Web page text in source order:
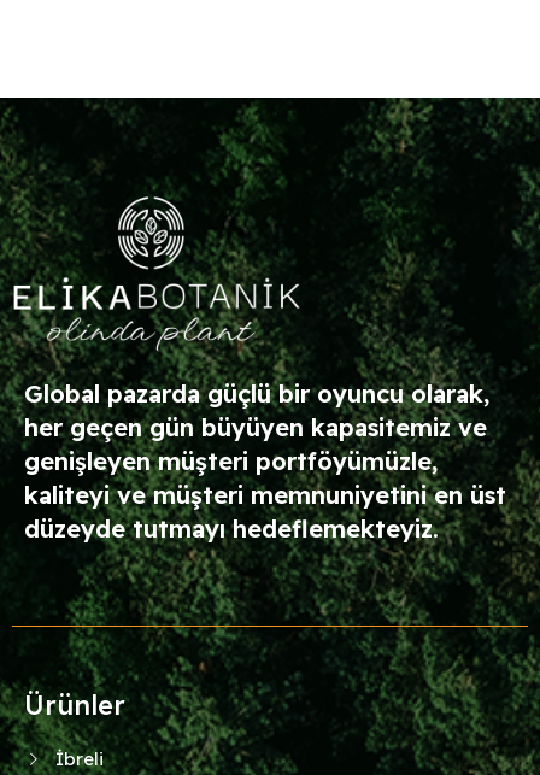
Global pazarda güçlü bir oyuncu olarak,
her geçen gün büyüyen kapasitemiz ve
genişleyen müşteri portföyümüzle,
kaliteyi ve müşteri memnuniyetini en üst
düzeyde tutmayı hedeflemekteyiz.
Ürünler
İbreli